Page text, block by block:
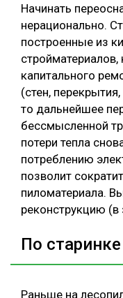
Начинать
нерационально.
построенные из
капитального
(стен,
то дальнейшее
бессмысленной
потери тепла
потреблению
позволит
пиломатериала.
реконструкцию (в
По старинке
Раньше на